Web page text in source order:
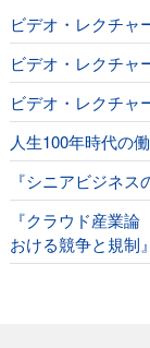
ビデオ・レクチャ
ビデオ・レクチャ
ビデオ・レクチャ
人生100年時代の
『シニアビジネス
『クラウド産業
おける競争と規制